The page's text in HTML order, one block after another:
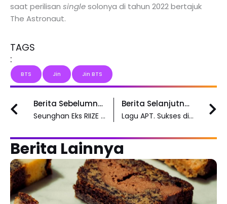
saat perilisan singlesolonya di tahun 2022 bertajuk
The Astronaut.
TAGS
:
BTS Jin Jin BTS
Prev Berita Sebelumnya
Seunghan Eks RIIZE Bakal Debut Solo dan Rilis Akun Media Sosial Resminya
Berita Selanjutnya
Lagu APT. Sukses di Pasaran, Rose BLACKPINK Bakal Rilis Single Baru Bertajuk Number One Girl
Berita Lainnya